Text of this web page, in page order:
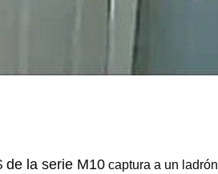
de la serie M10 captura a un ladrón